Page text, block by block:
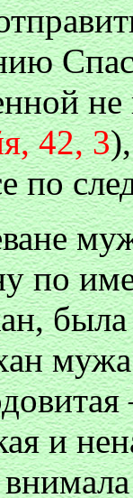
42, 3
по
по
и